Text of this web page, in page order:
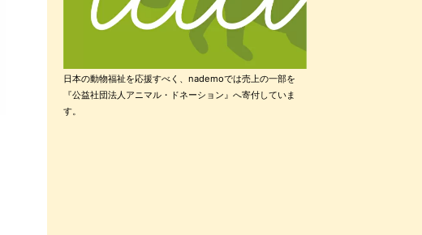
日本の動物福祉を応援すべく、nademoでは売上の一部を
『公益社団法人アニマル・ドネーション』へ寄付していま
す。